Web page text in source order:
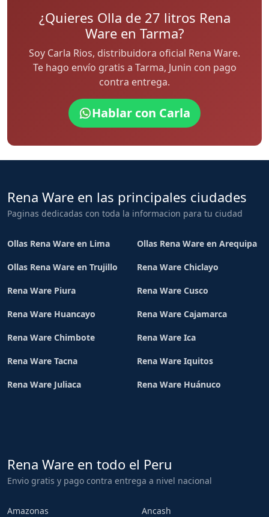
¿Quieres Olla de 27 litros Rena
Ware en Tarma?
Soy Carla Rios, distribuidora oficial Rena Ware.
Te hago envío gratis a Tarma, Junin con pago
contra entrega.
Hablar con Carla
Rena Ware en las principales ciudades
Paginas dedicadas con toda la informacion para tu ciudad
Ollas Rena Ware en Lima Ollas Rena Ware en Arequipa
Ollas Rena Ware en Trujillo Rena Ware Chiclayo
Rena Ware Piura Rena Ware Cusco
Rena Ware Huancayo Rena Ware Cajamarca
Rena Ware Chimbote Rena Ware Ica
Rena Ware Tacna Rena Ware Iquitos
Rena Ware Juliaca Rena Ware Huánuco
Rena Ware en todo el Peru
Envio gratis y pago contra entrega a nivel nacional
Amazonas
Ancash